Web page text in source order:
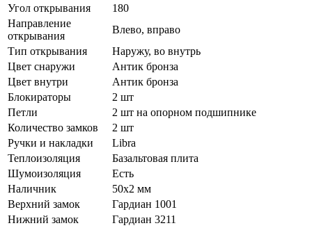
Угол открывания
180
Направление
открывания
Влево, вправо
Тип открывания
Наружу, во внутрь
Цвет снаружи
Антик бронза
Цвет внутри
Антик бронза
Блокираторы
2 шт
Петли
2 шт на опорном подшипнике
Количество замков
2 шт
Ручки и накладки
Libra
Теплоизоляция
Базальтовая плита
Шумоизоляция
Есть
Наличник
50х2 мм
Верхний замок
Гардиан 1001
Нижний замок
Гардиан 3211